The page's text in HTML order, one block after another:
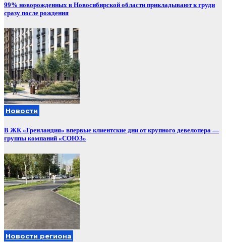
99% новорожденных в Новосибирской области прикладывают к груди
сразу после рождения
Новости
В ЖК «Гренландия» впервые клиентские дни от крупного девелопера —
группы компаний «СОЮЗ»
Новости региона